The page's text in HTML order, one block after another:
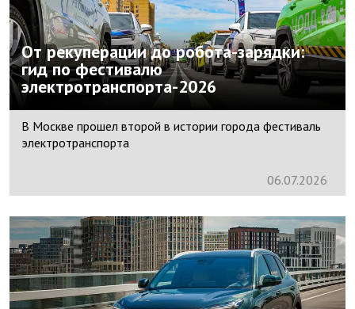
От рекуперации до робота-зарядки:
гид по фестивалю
электротранспорта-2026
В Москве прошел второй в истории города фестиваль
электротранспорта
06.07.2026